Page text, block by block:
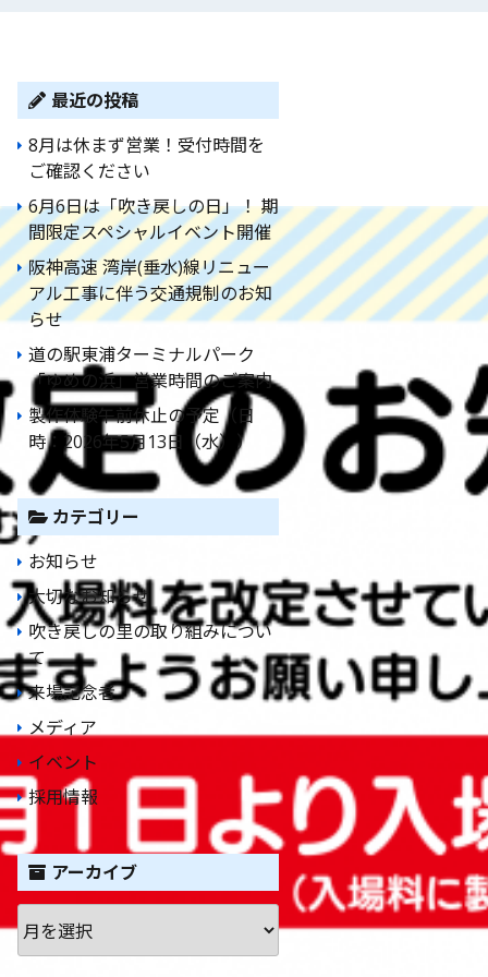
最近の投稿
8月は休まず営業！受付時間を
ご確認ください
6月6日は「吹き戻しの日」！ 期
間限定スペシャルイベント開催
阪神高速 湾岸(垂水)線リニュー
アル工事に伴う交通規制のお知
らせ
道の駅東浦ターミナルパーク
「ゆめの浜」営業時間のご案内
製作体験午前休止の予定（日
時：2026年5月13日（水））
カテゴリー
お知らせ
大切なお知らせ
吹き戻しの里の取り組みについ
て
来場記念者
メディア
イベント
採用情報
アーカイブ
ー